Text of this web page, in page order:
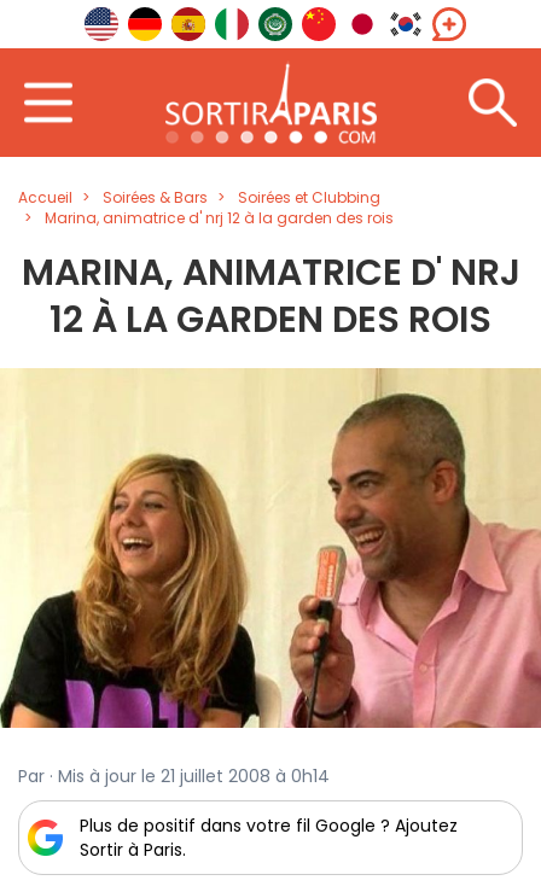
Accueil Soirées & Bars
Soirées et Clubbing
Marina, animatrice d' nrj 12 à la garden des rois
MARINA, ANIMATRICE D' NRJ
12 À LA GARDEN DES ROIS
Par · Mis à jour le 21 juillet 2008 à 0h14
Plus de positif dans votre fil Google ? Ajoutez
Sortir à Paris.